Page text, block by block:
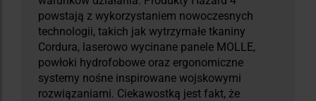
powstają z wykorzystaniem nowoczesnych
technologii, takich jak wytrzymałe tkaniny
Cordura, laserowo wycinane panele MOLLE,
powłoki hydrofobowe oraz ergonomiczne
systemy nośne inspirowane wojskowymi
rozwiązaniami. Ciekawostką jest fakt, że